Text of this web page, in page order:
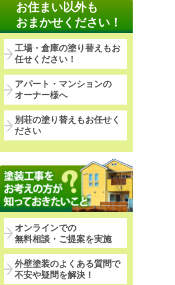
お住まい以外も
おまかせください！
工場・倉庫の塗り替えもお
任せください！
アパート・マンションの
オーナー様へ
別荘の塗り替えもお任せく
ださい
オンラインでの
無料相談・ご提案を実施
外壁塗装のよくある質問で
不安や疑問を解決！